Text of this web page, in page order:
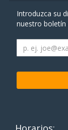
Introduzca su
nuestro boletín